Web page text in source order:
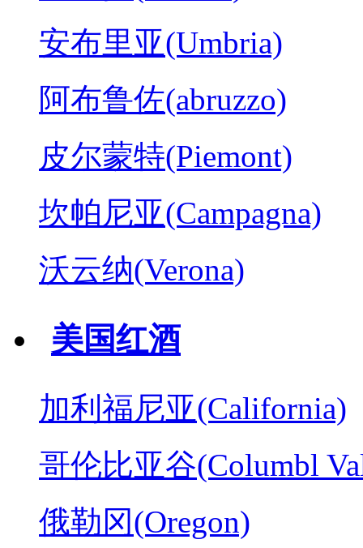
安布里亚(Umbria)
阿布鲁佐(abruzzo)
皮尔蒙特(Piemont)
坎帕尼亚(Campagna)
沃云纳(Verona)
美国红酒
加利福尼亚(California)
哥伦比亚谷(Columbl
俄勒冈(Oregon)